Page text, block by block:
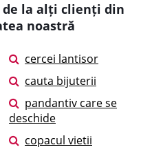
de la alți clienți din
noastră
cercei lantisor
cauta bijuterii
pandantiv care se
deschide
copacul vietii